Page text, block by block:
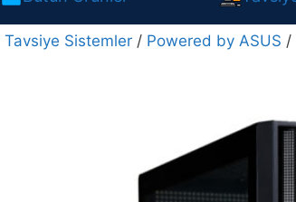
Tavsiye Sistemler / Powered by ASUS /